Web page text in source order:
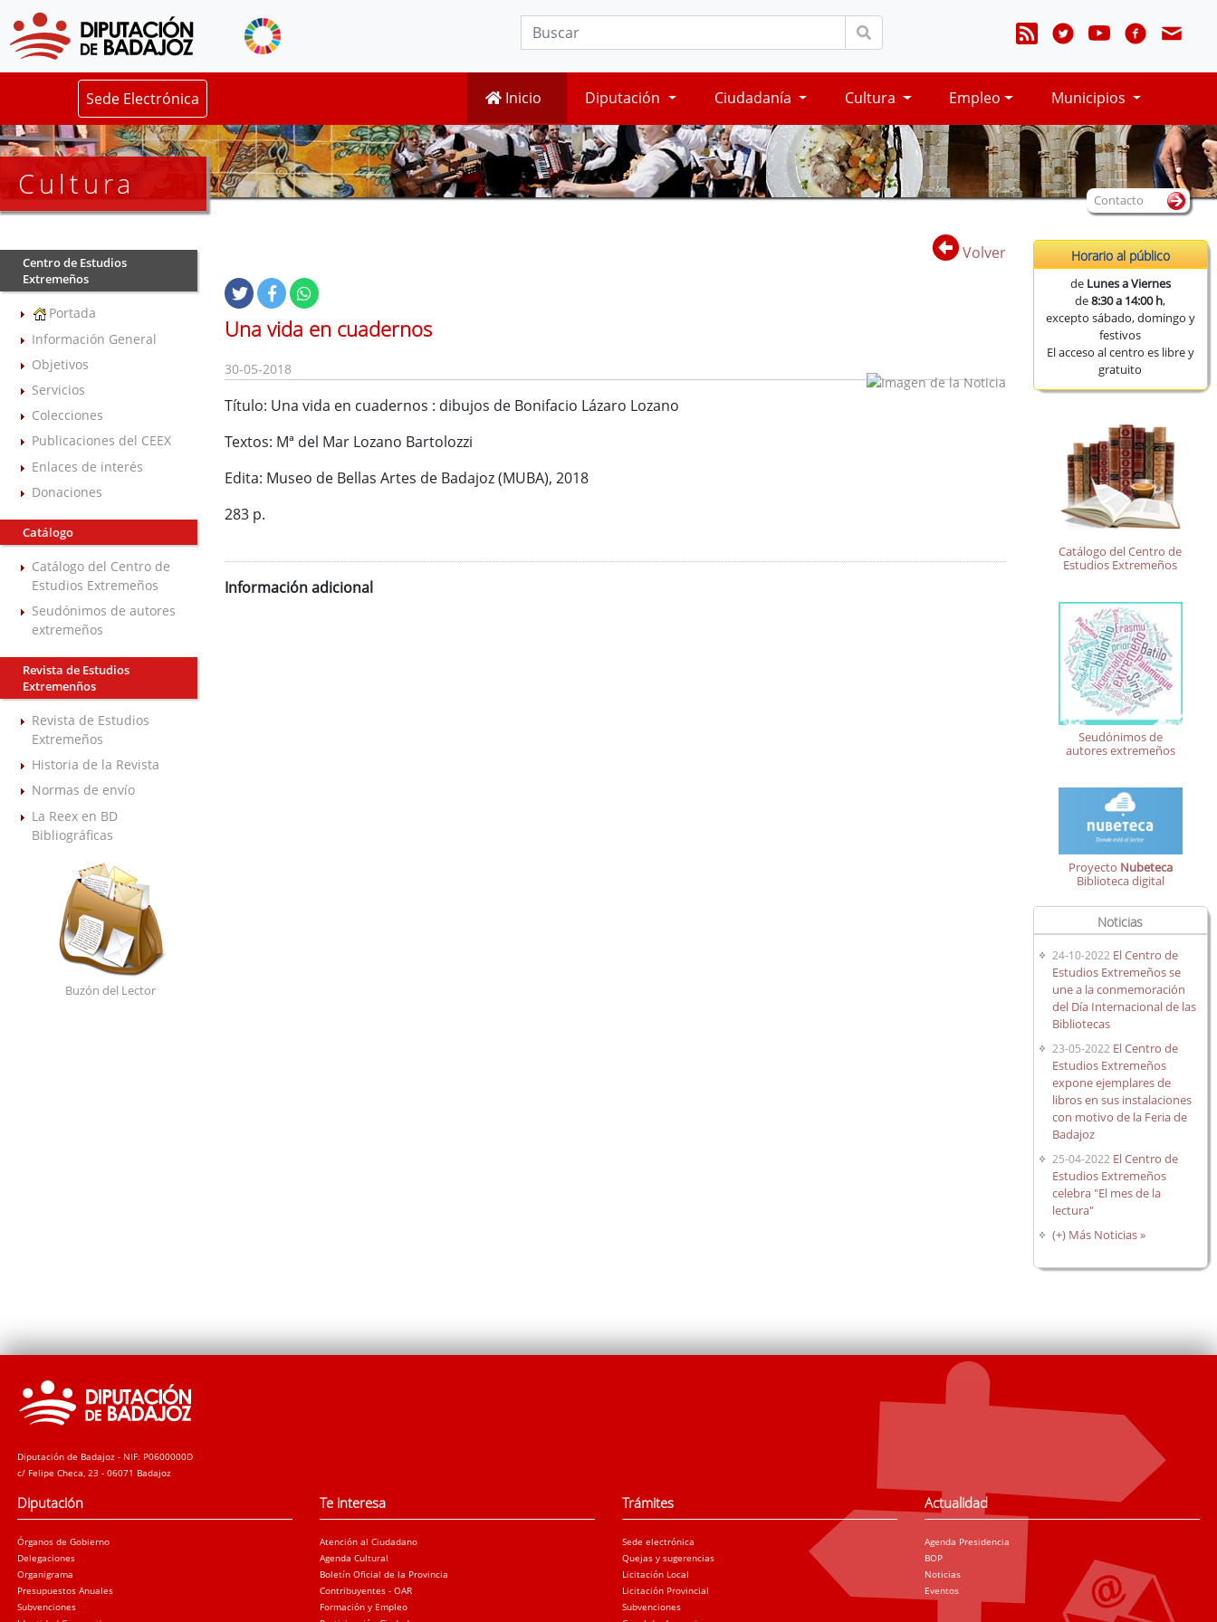
Sede Electrónica Inicio Diputación Ciudadanía Cultura Empleo Municipios
Cultura
Centro de Estudios
Extremeños
Portada
Información General
Objetivos
Servicios
Colecciones
Publicaciones del CEEX
Enlaces de interés
Donaciones
Catálogo
Catálogo del Centro de
Estudios Extremeños
Seudónimos de autores
extremeños
Revista de Estudios
Extremenños
Revista de Estudios
Extremeños
Historia de la Revista
Normas de envío
La Reex en BD
Bibliográficas
Buzón del Lector
Volver
Una vida en cuadernos
30-05-2018
Título: Una vida en cuadernos : dibujos de Bonifacio Lázaro Lozano
Textos: Mª del Mar Lozano Bartolozzi
Edita: Museo de Bellas Artes de Badajoz (MUBA), 2018
283 p.
Información adicional
Contacto
Horario al público
de Lunes a Viernes
de8:30 a 14:00 h,
excepto sábado, domingo y
festivos
El acceso al centro es libre y
gratuito
Catálogo del Centro de
Estudios Extremeños
Seudónimos de
autores extremeños
Proyecto Nubeteca
Biblioteca digital
Noticias
24-10-2022 El Centro de
Estudios Extremeños se
une a la conmemoración
del Día Internacional de las
Bibliotecas
23-05-2022 El Centro de
Estudios Extremeños
expone ejemplares de
libros en sus instalaciones
con motivo de la Feria de
Badajoz
25-04-2022 El Centro de
Estudios Extremeños
celebra "El mes de la
lectura"
(+) Más Noticias »
Diputación de Badajoz - NIF: P0600000D
c/ Felipe Checa, 23 - 06071 Badajoz
Diputación
Órganos de Gobierno
Delegaciones
Organigrama
Presupuestos Anuales
Subvenciones
Te interesa
Atención al Ciudadano
Agenda Cultural
Boletín Oficial de la Provincia
Contribuyentes - OAR
Formación y Empleo
Trámites
Sede electrónica
Quejas y sugerencias
Licitación Local
Licitación Provincial
Subvenciones
Actualidad
Agenda Presidencia
BOP
Noticias
Eventos